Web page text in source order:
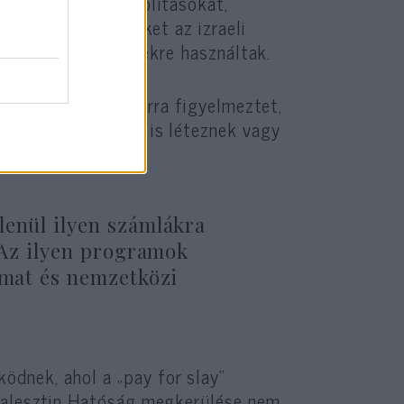
lezárnia, amelyeket az izraeli
kifizetésekre használtak.
ezért arra figyelmeztet,
továbbra is léteznek vagy
ilyen számlákra
ilyen programok
és nemzetközi
ahol a „pay for slay”